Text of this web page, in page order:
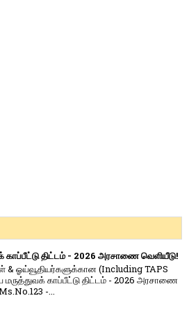
காப்பீட்டு திட்டம் - 2026 அரசாணை வெளியீடு!
& ஓய்வூதியர்களுக்கான (Including TAPS
மருத்துவக் காப்பீட்டு திட்டம் - 2026 அரசாணை
-...